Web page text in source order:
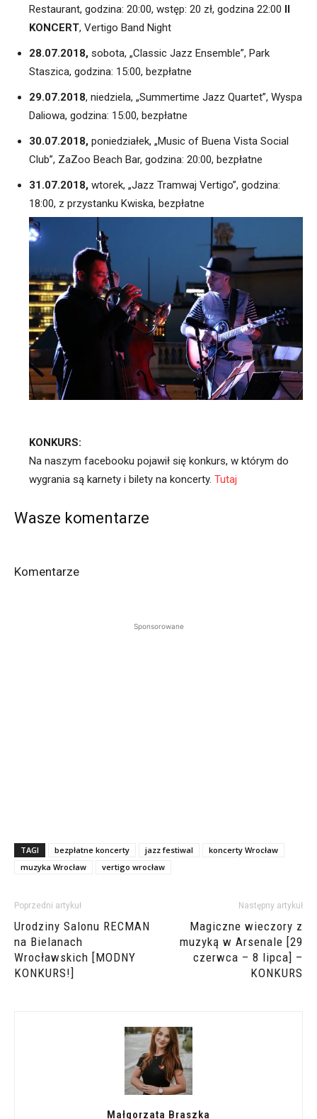
Restaurant, godzina: 20:00, wstęp: 20 zł, godzina 22:00 II
KONCERT, Vertigo Band Night
28.07.2018, sobota, „Classic Jazz Ensemble”, Park
Staszica, godzina: 15:00, bezpłatne
29.07.2018, niedziela, „Summertime Jazz Quartet”, Wyspa
Daliowa, godzina: 15:00, bezpłatne
30.07.2018, poniedziałek, „Music of Buena Vista Social
Club”, ZaZoo Beach Bar, godzina: 20:00, bezpłatne
31.07.2018, wtorek, „Jazz Tramwaj Vertigo”, godzina:
18:00, z przystanku Kwiska, bezpłatne
KONKURS:
Na naszym facebooku pojawił się konkurs, w którym do
wygrania są karnety i bilety na koncerty. Tutaj
Wasze komentarze
Komentarze
Sponsorowane
TAGI bezpłatne koncerty jazz festiwal
koncerty Wrocław
muzyka Wrocław
vertigo wrocław
Poprzedni artykuł
Urodziny Salonu RECMAN
na Bielanach
Wrocławskich [MODNY
KONKURS!]
Następny artykuł
Magiczne wieczory z
muzyką w Arsenale [29
czerwca – 8 lipca] –
KONKURS
Małgorzata Braszka